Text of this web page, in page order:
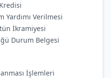
Yardımı Verilmesi
İkramiyesi
Durum Belgesi
İşlemleri